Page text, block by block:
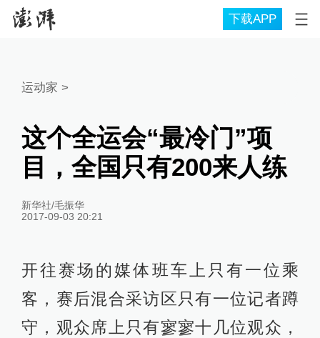
下载APP
运动家 >
这个全运会“最冷门”项
目，全国只有200来人练
新华社/毛振华
2017-09-03 20:21
开往赛场的媒体班车上只有一位乘
客，赛后混合采访区只有一位记者蹲
守，观众席上只有寥寥十几位观众，